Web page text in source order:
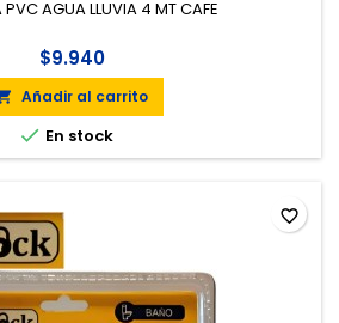
PVC AGUA LLUVIA 4 MT CAFE
$9.940
Añadir al carrito
 En stock
favorite_border